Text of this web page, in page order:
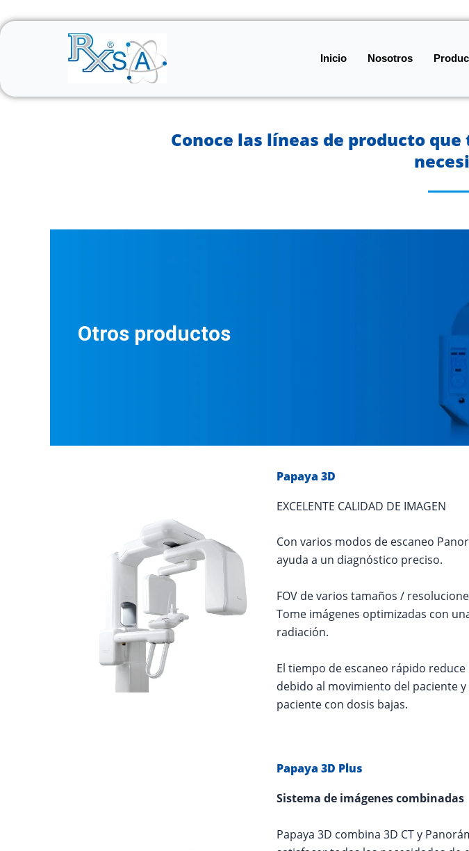
al
Inicio
Nosotros
Conoce las líneas de producto
Otros productos
Papaya 3D
EXCELENTE CALIDAD DE IMAGEN
Con varios modos de escaneo
ayuda a un diagnóstico preciso.
FOV de varios tamaños /
Tome imágenes optimizadas con
radiación.
El tiempo de escaneo rápido
debido al movimiento del paciente
paciente con dosis bajas.
Papaya 3D Plus
Sistema de imágenes combinadas
Papaya 3D combina 3D CT y